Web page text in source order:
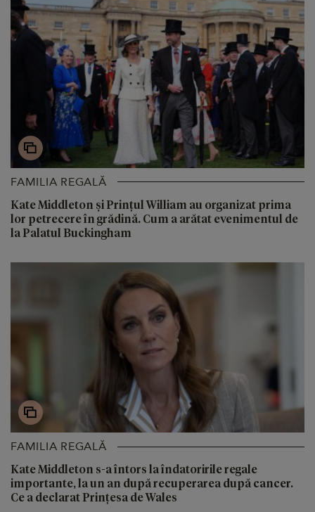
FAMILIA REGALĂ
Kate Middleton și Prințul William au organizat prima
lor petrecere în grădină. Cum a arătat evenimentul de
la Palatul Buckingham
FAMILIA REGALĂ
Kate Middleton s-a întors la îndatoririle regale
importante, la un an după recuperarea după cancer.
Ce a declarat Prințesa de Wales